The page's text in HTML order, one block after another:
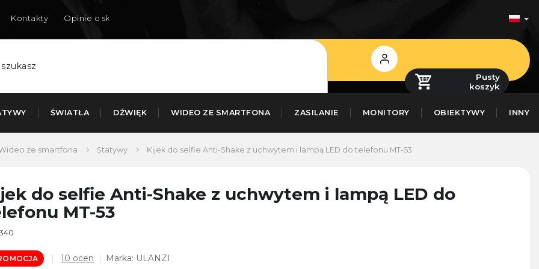
Kontakty Opinie o sklepie
Zaloguj
się
Pusty
koszyk
ŚWIATŁA DŹWIĘK WIDEO ZE SMARTFONA ZASILANIE MONITORY OBIEKTYWY INNY
ze smartfona Statywy Kijek do selfie Anti-Shake z uchwytem i lampą LED do telefonu MT-53
do selfie Anti-Shake z uchwytem i lampą LED do
MT-53
Średnia
10 ocen Marka: ULANZI